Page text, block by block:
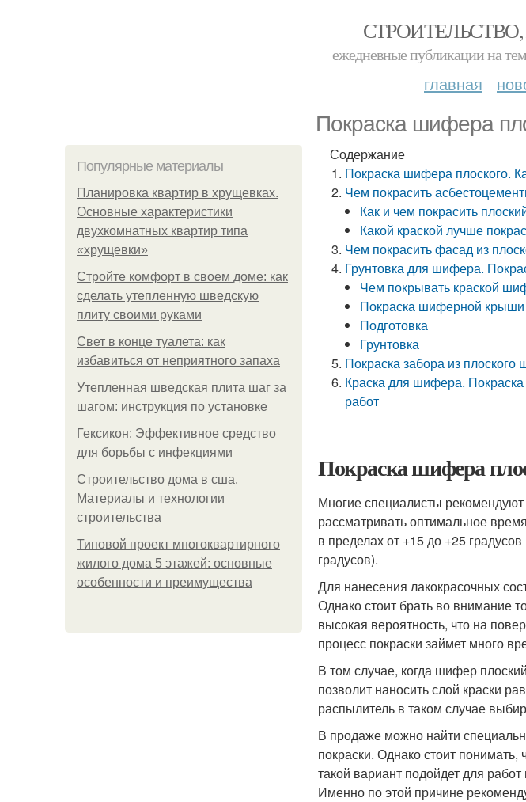
ежедневные публикации на
главная
Покраска шифера
Популярные материалы
Планировка квартир в хрущевках.
Основные характеристики
двухкомнатных квартир типа
«хрущевки»
Стройте комфорт в своем доме: как
сделать утепленную шведскую
плиту своими руками
Свет в конце туалета: как
избавиться от неприятного запаха
Утепленная шведская плита шаг за
шагом: инструкция по установке
Гексикон: Эффективное средство
для борьбы с инфекциями
Строительство дома в сша.
Материалы и технологии
строительства
Типовой проект многоквартирного
жилого дома 5 этажей: основные
особенности и преимущества
Содержание
Покраска шифера плоского.
Чем покрасить
Как и чем покрасить
Какой краской лучше
Чем покрасить фасад из
Грунтовка для шифера.
Чем покрывать краской
Покраска шиферной крыши
Подготовка
Грунтовка
Покраска забора из
Краска для шифера.
работ
Покраска шифера
Многие специалисты
рассматривать оптимальное
в пределах от +15 до +25
градусов).
Для нанесения лакокрасочных
Однако стоит брать во внимание
высокая вероятность, что на
процесс покраски займет много
В том случае, когда шифер
позволит наносить слой краски
распылитель в таком случае
В продаже можно найти
покраски. Однако стоит понимать,
такой вариант подойдет для
Именно по этой причине